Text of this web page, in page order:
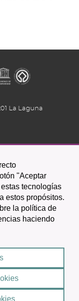
"Aceptar
tecnologías
estos propósitos.
la política de
haciendo
La Laguna
de La Laguna